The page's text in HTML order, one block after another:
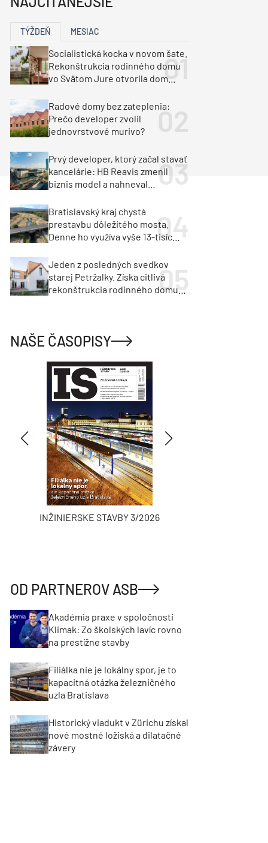
Klimatizácia a vetranie
Milan Murcka
TÝŽDEŇ MESIAC
Socialistická kocka v novom šate.
Rekonštrukcia rodinného domu
vo Svätom Jure otvorila dom
Radové domy bez zateplenia:
Prečo developer zvolil
jednovrstvové murivo?
Prvý developer, ktorý začal stavať
kancelárie: HB Reavis zmenil
biznis model a nahneval
Bratislavský kraj chystá
prestavbu dôležitého mosta.
Denne ho využíva vyše 13-tisíc
Jeden z posledných svedkov
starej Petržalky. Získa citlivá
rekonštrukcia rodinného domu
NAŠE ČASOPISY
INŽINIERSKE STAVBY 3/2026
OD PARTNEROV ASB
Akadémia praxe v spoločnosti
Klimak: Zo školských lavíc rovno
na prestížne stavby
Filiálka nie je lokálny spor, je to
kapacitná otázka železničného
uzla Bratislava
Historický viadukt v Zürichu získal
nové mostné ložiská a dilatačné
závery